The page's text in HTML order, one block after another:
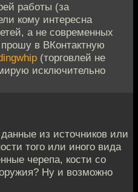
работы (за
кому интересна
а не современных
в ВКонтактную
(торговлей не
исключительно
из источников или
того или иного вида
черепа, кости со
Ну и возможно